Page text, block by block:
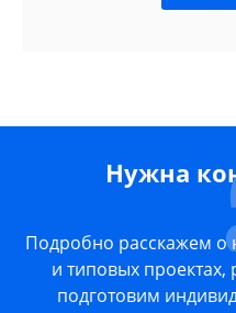
Нужна
Подробно расскажем о
и типовых проектах,
подготовим